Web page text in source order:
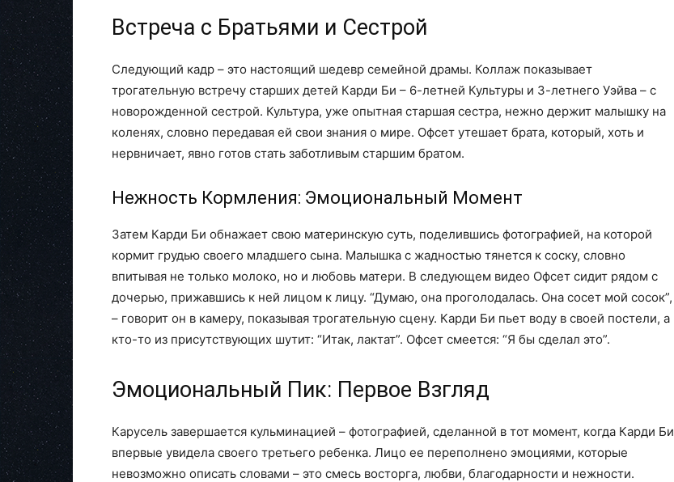
Встреча с Братьями и Сестрой
Следующий кадр – это настоящий шедевр семейной драмы. Коллаж показывает
трогательную встречу старших детей Карди Би – 6-летней Культуры и 3-летнего Уэйва – с
новорожденной сестрой. Культура, уже опытная старшая сестра, нежно держит малышку на
коленях, словно передавая ей свои знания о мире. Офсет утешает брата, который, хоть и
нервничает, явно готов стать заботливым старшим братом.
Нежность Кормления: Эмоциональный Момент
Затем Карди Би обнажает свою материнскую суть, поделившись фотографией, на которой
кормит грудью своего младшего сына. Малышка с жадностью тянется к соску, словно
впитывая не только молоко, но и любовь матери. В следующем видео Офсет сидит рядом с
дочерью, прижавшись к ней лицом к лицу. “Думаю, она проголодалась. Она сосет мой сосок”,
– говорит он в камеру, показывая трогательную сцену. Карди Би пьет воду в своей постели, а
кто-то из присутствующих шутит: “Итак, лактат”. Офсет смеется: “Я бы сделал это”.
Эмоциональный Пик: Первое Взгляд
Карусель завершается кульминацией – фотографией, сделанной в тот момент, когда Карди Би
впервые увидела своего третьего ребенка. Лицо ее переполнено эмоциями, которые
невозможно описать словами – это смесь восторга, любви, благодарности и нежности.